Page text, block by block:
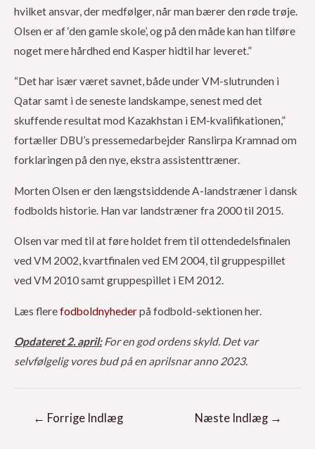
hvilket ansvar, der medfølger, når man bærer den røde trøje.
Olsen er af ‘den gamle skole’, og på den måde kan han tilføre
noget mere hårdhed end Kasper hidtil har leveret.”
“Det har især været savnet, både under VM-slutrunden i
Qatar samt i de seneste landskampe, senest med det
skuffende resultat mod Kazakhstan i EM-kvalifikationen,”
fortæller DBU’s pressemedarbejder Ranslirpa Kramnad om
forklaringen på den nye, ekstra assistenttræner.
Morten Olsen er den længstsiddende A-landstræner i dansk
fodbolds historie. Han var landstræner fra 2000 til 2015.
Olsen var med til at føre holdet frem til ottendedelsfinalen
ved VM 2002, kvartfinalen ved EM 2004, til gruppespillet
ved VM 2010 samt gruppespillet i EM 2012.
Læs flerefodboldnyhederpå fodbold-sektionen her.
Opdateret 2. april:For en god ordens skyld. Det var
selvfølgelig vores bud på en aprilsnar anno 2023.
Indlægsnavigation
← Forrige Indlæg Næste Indlæg →